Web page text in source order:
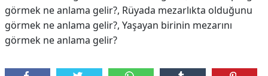
görmek ne anlama gelir?, Rüyada mezarlıkta olduğunu
görmek ne anlama gelir?, Yaşayan birinin mezarını
görmek ne anlama gelir?